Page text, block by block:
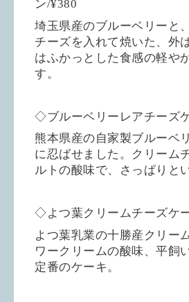
ン/¥380
埼玉県産のブルーベリーと
チーズを入れて焼いた、外
はふかっとした食感の軽や
す。
◇ブルーベリーレアチーズ
熊本県産の自家製ブルーベ
に忍ばせました。クリーム
ルトの酸味で、さっぱりと
◇よつ葉クリームチーズケ
よつ葉乳業の十勝産クリー
ワークリームの酸味、平飼
定番のケーキ。